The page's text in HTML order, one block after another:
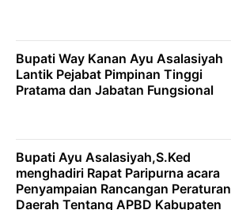
Bupati Way Kanan Ayu Asalasiyah
Lantik Pejabat Pimpinan Tinggi
Pratama dan Jabatan Fungsional
Bupati Ayu Asalasiyah,S.Ked
menghadiri Rapat Paripurna acara
Penyampaian Rancangan Peraturan
Daerah Tentang APBD Kabupaten